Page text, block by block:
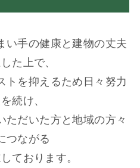
い手の健康と建物の丈夫
た上で、
トを抑えるため日々努力
続け、
ただいた方と地域の方々
つながる
ております。